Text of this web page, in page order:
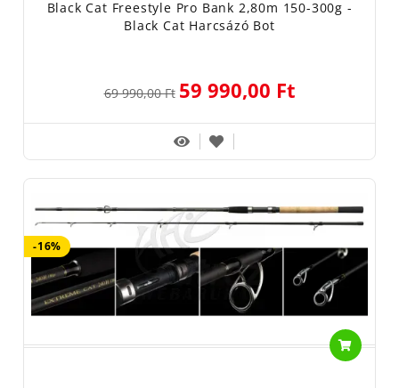
Black Cat Freestyle Pro Bank 2,80m 150-300g -
Black Cat Harcsázó Bot
69 990,00 Ft 59 990,00 Ft
-16%